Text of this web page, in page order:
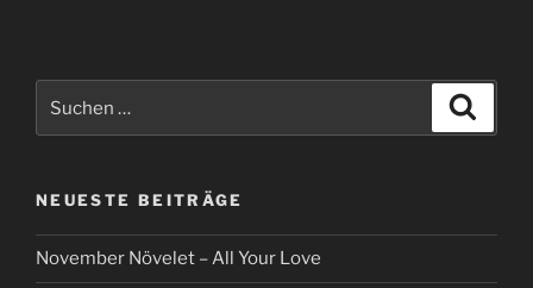
nach:
NEUESTE BEITRÄGE
November Növelet – All Your Love